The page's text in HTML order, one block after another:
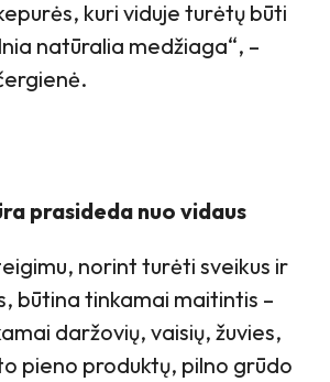
kuri viduje turėtų būti
natūralia medžiaga“, –
prasideda nuo vidaus
norint turėti sveikus ir
būtina tinkamai maitintis –
daržovių, vaisių, žuvies,
pieno produktų, pilno grūdo